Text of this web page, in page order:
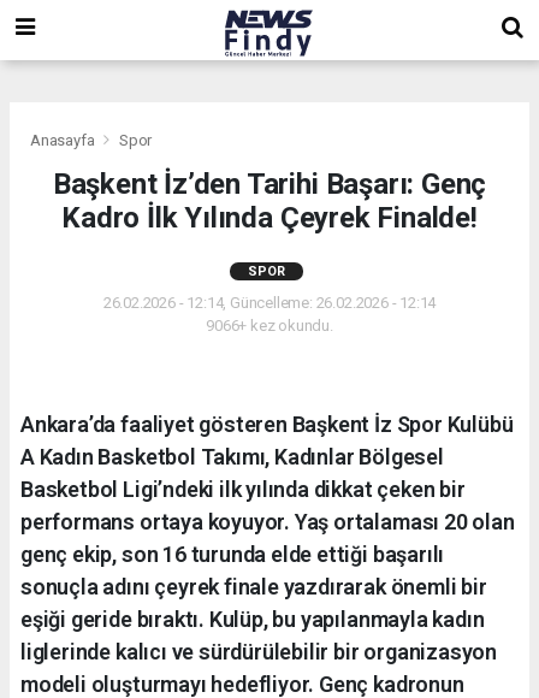
Anasayfa Spor
Başkent İz’den Tarihi Başarı: Genç
Kadro İlk Yılında Çeyrek Finalde!
SPOR
26.02.2026 - 12:14, Güncelleme: 26.02.2026 - 12:14
9066+ kez okundu.
Ankara’da faaliyet gösteren Başkent İz Spor Kulübü
A Kadın Basketbol Takımı, Kadınlar Bölgesel
Basketbol Ligi’ndeki ilk yılında dikkat çeken bir
performans ortaya koyuyor. Yaş ortalaması 20 olan
genç ekip, son 16 turunda elde ettiği başarılı
sonuçla adını çeyrek finale yazdırarak önemli bir
eşiği geride bıraktı. Kulüp, bu yapılanmayla kadın
liglerinde kalıcı ve sürdürülebilir bir organizasyon
modeli oluşturmayı hedefliyor. Genç kadronun